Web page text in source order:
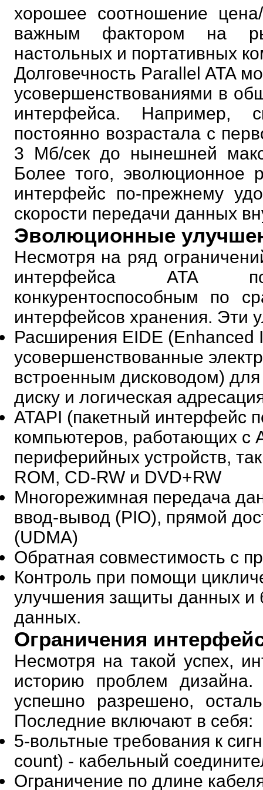
хорошее соотношение цена/
важным фактором на
настольных и портативных
Долговечность Parallel ATA
усовершенствованиями в
интерфейса. Например,
постоянно возрастала с
3 Мб/сек до нынешней
Более того, эволюционное
интерфейс по-прежнему
скорости передачи данных
Эволюционные
Несмотря на ряд
интерфейса ATA
конкурентоспособным по
интерфейсов хранения. Эти
Расширения EIDE (Enhanced
усовершенствованные
встроенным дисководом)
диску и логическая
ATAPI (пакетный интерфейс
компьютеров, работающих с
периферийных устройств,
ROM, CD-RW и DVD+RW
Многорежимная передача
ввод-вывод (PIO), прямой
(UDMA)
Обратная совместимость с
Контроль при помощи
улучшения защиты данных и
данных.
Ограничения
Несмотря на такой успех,
историю проблем
успешно разрешено,
Последние включают в себя:
5-вольтные требования к
count) - кабельный
Ограничение по длине